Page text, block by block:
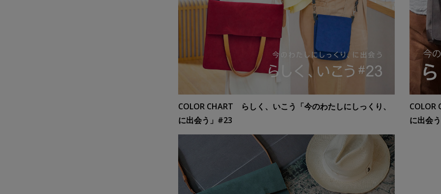
COLOR CHART らしく、いこう「今のわたしにしっくり、
に出会う」#23
COLOR
に出会